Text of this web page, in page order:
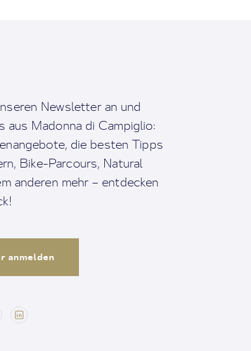
Newsletter an und
aus Madonna di Campiglio:
die besten Tipps
Bike-Parcours, Natural
anderen mehr – entdecken
anmelden